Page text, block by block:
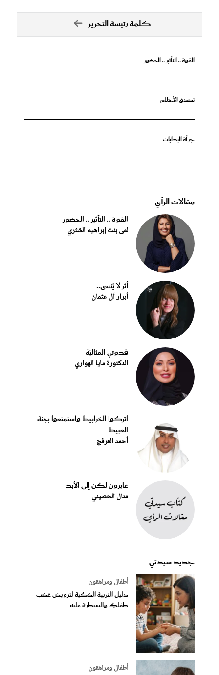
كلمة رئيسة التحرير
القوة .. التأثير .. الحضور
تصدق الأحلام
جرأة البدايات
مقالات الرأي
القوة .. التأثير .. الحضور
لمى بنت إبراهيم الشثري
أثر لا يُنسى..
أبرار آل عثمان
قدوتي المثاليّة
الدكتورة مايا الهواري
اتركوا الخرابيط واستمتعوا بجنة
العبيط
أحمد العرفج
عابرون لكن إلى الأبد
منال الحصيني
جديد سيدتي
أطفال ومراهقون
دليل التربية الذكية لترويض غضب
طفلكِ والسيطرة عليه
أطفال ومراهقون